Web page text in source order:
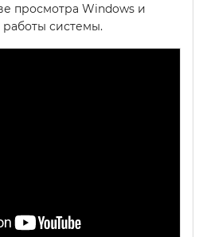
просмотра Windows и
работы системы.